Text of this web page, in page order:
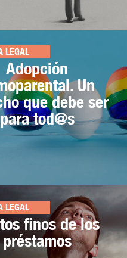
LEGAL
Adopción
Un
que debe ser
para tod@s
LEGAL
finos de los
préstamos